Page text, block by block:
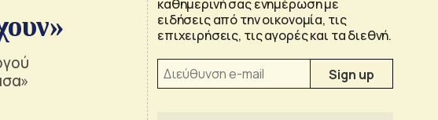
καθημερινή σας ενημέρωση με
ειδήσεις από την οικονομία, τις
επιχειρήσεις, τις αγορές και τα διεθνή.